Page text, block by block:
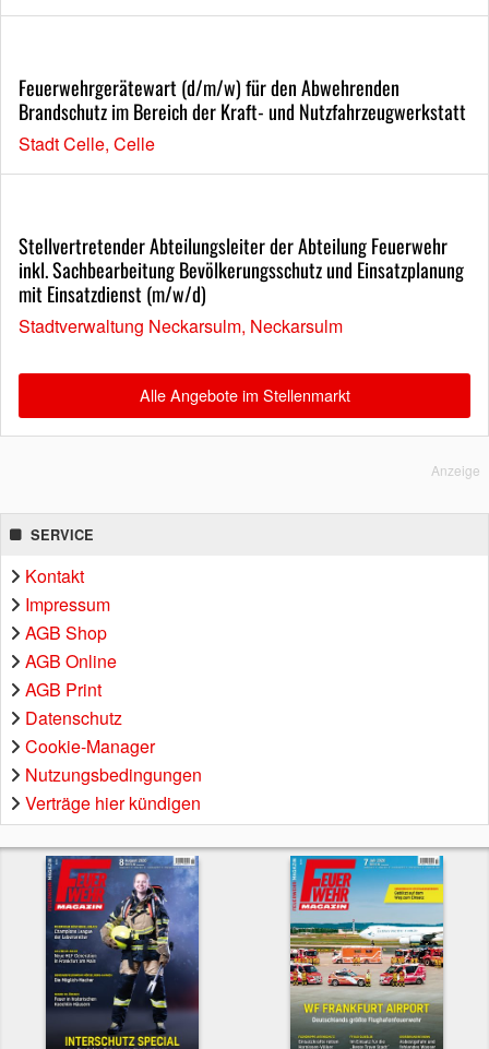
Feuerwehrgerätewart (d/m/w) für den Abwehrenden
Brandschutz im Bereich der Kraft- und Nutzfahrzeugwerkstatt
Stadt Celle, Celle
Stellvertretender Abteilungsleiter der Abteilung Feuerwehr
inkl. Sachbearbeitung Bevölkerungsschutz und Einsatzplanung
mit Einsatzdienst (m/w/d)
Stadtverwaltung Neckarsulm, Neckarsulm
Alle Angebote im Stellenmarkt
Anzeige
SERVICE
Kontakt
Impressum
AGB Shop
AGB Online
AGB Print
Datenschutz
Cookie-Manager
Nutzungsbedingungen
Verträge hier kündigen